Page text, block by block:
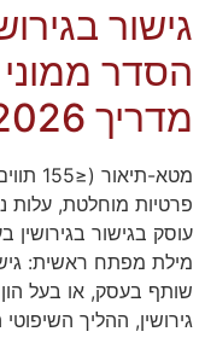
גישור
הסדר
מדריך 2026
מטא-
פרטיות מוחלטת, עלות
מילת מפתח ראשית:
שותף בעסק, או בעל הון
גירושין, ההליך